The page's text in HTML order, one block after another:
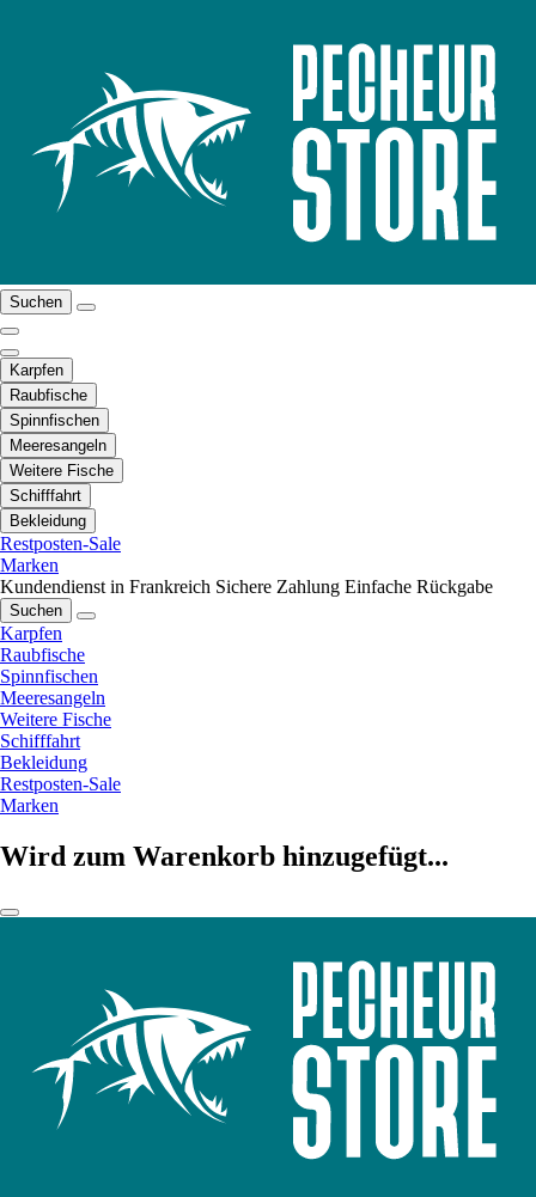
Suchen
Karpfen
Raubfische
Spinnfischen
Meeresangeln
Weitere Fische
Schifffahrt
Bekleidung
Restposten-Sale
Marken
Kundendienst in Frankreich Sichere Zahlung Einfache Rückgabe
Suchen
Karpfen
Raubfische
Spinnfischen
Meeresangeln
Weitere Fische
Schifffahrt
Bekleidung
Restposten-Sale
Marken
Wird zum Warenkorb hinzugefügt...